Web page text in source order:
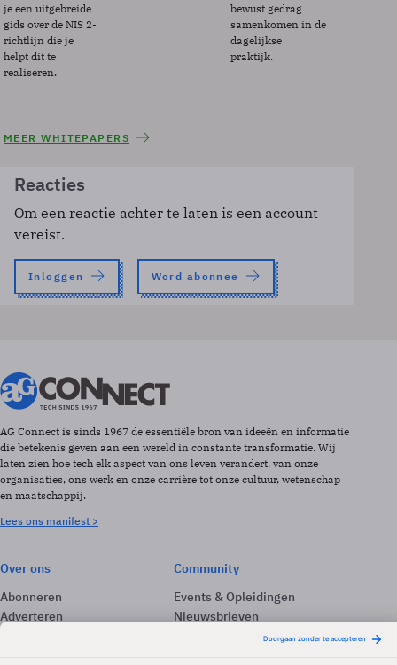
je een uitgebreide
gids over de NIS 2-
richtlijn die je
helpt dit te
realiseren.
bewust gedrag
samenkomen in de
dagelijkse
praktijk.
MEER WHITEPAPERS
Reacties
Om een reactie achter te laten is een account
vereist.
Inloggen Word abonnee
AG Connect is sinds 1967 de essentiële bron van ideeën en informatie
die betekenis geven aan een wereld in constante transformatie. Wij
laten zien hoe tech elk aspect van ons leven verandert, van onze
organisaties, ons werk en onze carrière tot onze cultuur, wetenschap
en maatschappij.
Lees ons manifest >
Over ons
Abonneren
Adverteren
Community
Events & Opleidingen
Nieuwsbrieven